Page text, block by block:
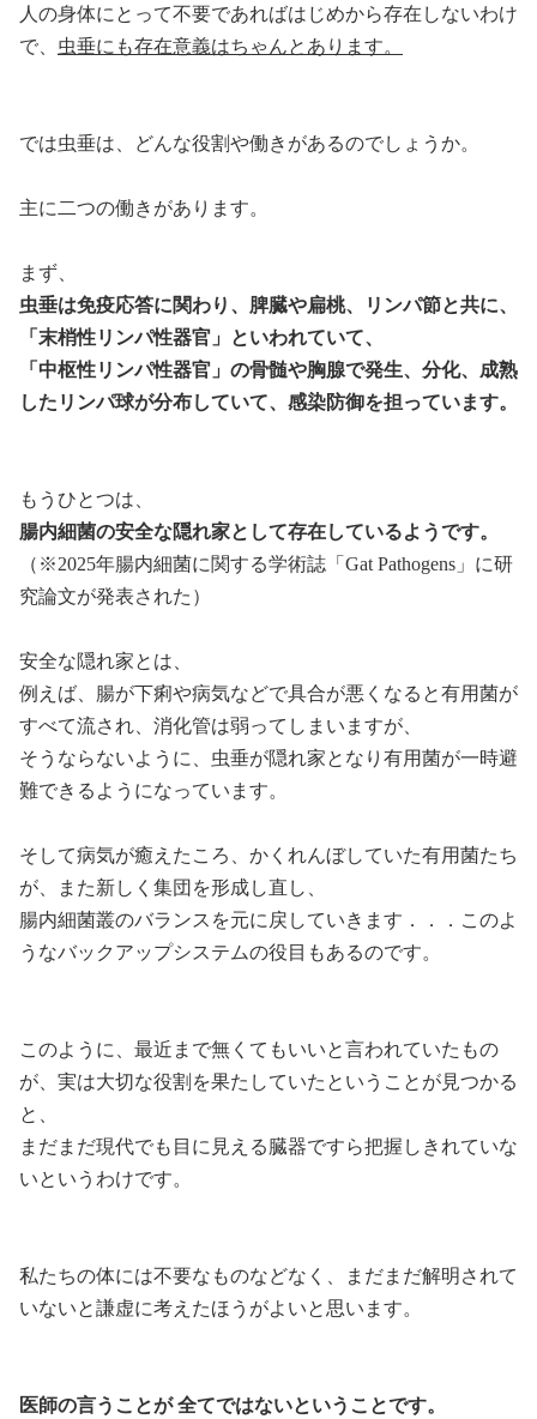
人の身体にとって不要であればはじめから存在しないわけ
で、 虫垂にも存在意義はちゃんとあります。
では虫垂は、どんな役割や働きがあるのでしょうか。
主に二つの働きがあります。
まず、
虫垂は免疫応答に関わり、脾臓や扁桃、リンパ節と共に、
「末梢性リンパ性器官」といわれていて、
「中枢性リンパ性器官」の骨髄や胸腺で発生、分化、成熟
したリンパ球が分布していて、感染防御を担っています。
もうひとつは、
腸内細菌の安全な隠れ家として存在しているようです。
（※2025年腸内細菌に関する学術誌「Gat Pathogens」に研
究論文が発表された）
安全な隠れ家とは、
例えば、腸が下痢や病気などで具合が悪くなると有用菌が
すべて流され、消化管は弱ってしまいますが、
そうならないように、虫垂が隠れ家となり有用菌が一時避
難できるようになっています。
そして病気が癒えたころ、かくれんぼしていた有用菌たち
が、また新しく集団を形成し直し、
腸内細菌叢のバランスを元に戻していきます．．．このよ
うなバックアップシステムの役目もあるのです。
このように、最近まで無くてもいいと言われていたもの
が、実は大切な役割を果たしていたということが見つかる
と、
まだまだ現代でも目に見える臓器ですら把握しきれていな
いというわけです。
私たちの体には不要なものなどなく、まだまだ解明されて
いないと謙虚に考えたほうがよいと思います。
医師の言うことが 全てではないということです。